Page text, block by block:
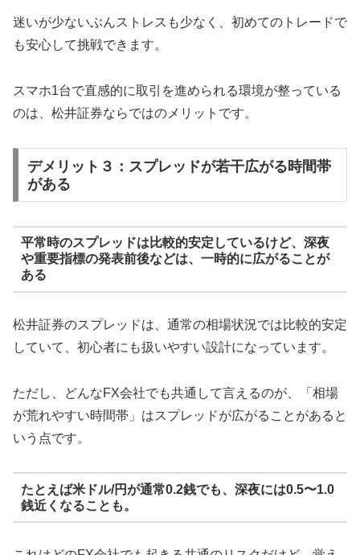
迷いが少ないぶんストレスも少なく、初めてのトレードで
も安心して挑戦できます。
スマホ1台で直感的に取引を進められる環境が整っている
のは、松井証券ならではのメリットです。
デメリット３：スプレッドが若干広がる時間帯
がある
平常時のスプレッドは比較的安定しているけど、深夜
や重要指標の発表前後などは、一時的に広がることが
ある
松井証券のスプレッドは、通常の相場状況では比較的安定
していて、初心者にも扱いやすい設計になっています。
ただし、どんなFX会社でも共通して言えるのが、「相場
が荒れやすい時間帯」はスプレッドが広がることがあると
いう点です。
たとえば米ドル/円が通常0.2銭でも、深夜には0.5〜1.0
銭近くなることも。